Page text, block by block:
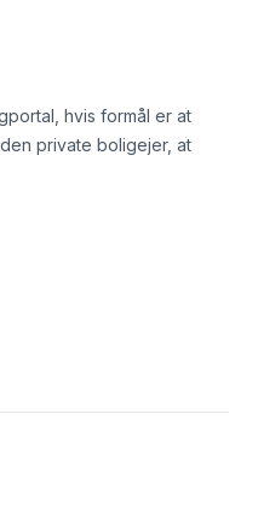
hvis formål er at
private boligejer, at